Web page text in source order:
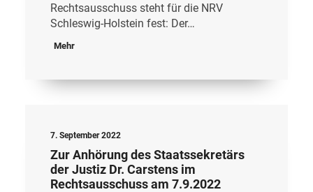
Rechtsausschuss steht für die NRV
Schleswig-Holstein fest: Der…
Mehr
7. September 2022
Zur Anhörung des Staatssekretärs
der Justiz Dr. Carstens im
Rechtsausschuss am 7.9.2022